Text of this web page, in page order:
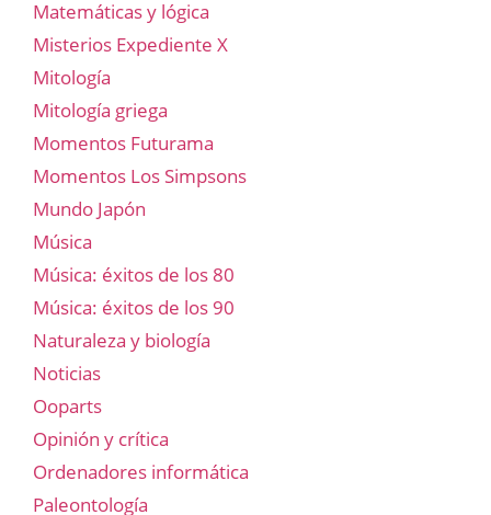
Matemáticas y lógica
Misterios Expediente X
Mitología
Mitología griega
Momentos Futurama
Momentos Los Simpsons
Mundo Japón
Música
Música: éxitos de los 80
Música: éxitos de los 90
Naturaleza y biología
Noticias
Ooparts
Opinión y crítica
Ordenadores informática
Paleontología